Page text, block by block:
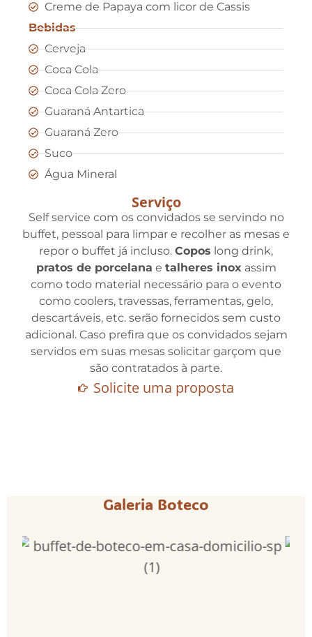
Creme de Papaya com licor de Cassis
Bebidas
Cerveja
Coca Cola
Coca Cola Zero
Guaraná Antartica
Guaraná Zero
Suco
Água Mineral
Serviço
Self service com os convidados se servindo no
buffet, pessoal para limpar e recolher as mesas e
repor o buffet já incluso. Copos long drink,
pratos de porcelana e talheres inox assim
como todo material necessário para o evento
como coolers, travessas, ferramentas, gelo,
descartáveis, etc. serão fornecidos sem custo
adicional. Caso prefira que os convidados sejam
servidos em suas mesas solicitar garçom que
são contratados à parte.
Solicite uma proposta
Galeria Boteco